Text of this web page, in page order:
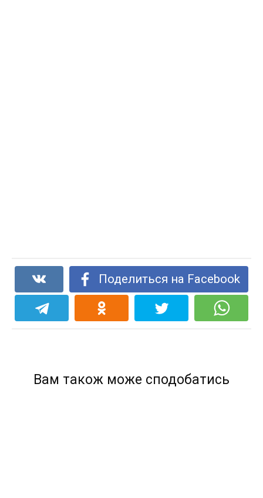
Поделиться на Facebook
Вам також може сподобатись